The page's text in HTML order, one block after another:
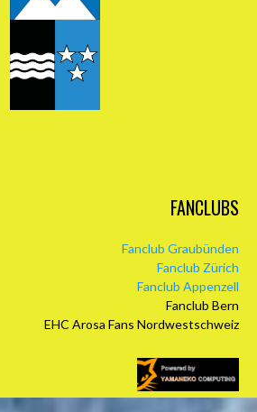
FANCLUBS
Fanclub Graubünden
Fanclub Zürich
Fanclub Appenzell
Fanclub Bern
EHC Arosa Fans Nordwestschweiz